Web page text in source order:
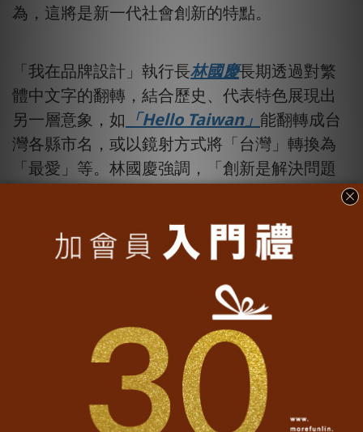
為，這將是新一代社會創新的特點。
「我在品牌設計」執行長林國慶長期透過對繁
體中文字的翻轉，結合歷史、代表特色展現出
另一層意象，如 「Hello Taiwan」 能翻轉成台
灣各縣市名，或以鏡射方式將「台灣」轉換為
「最愛」等。林國慶強調，「創新是解決問題
陽獅廣告中國區主席鄭以萍分享指出，在AI時
代各產業雖面臨挑戰，但「害怕也是一種動
力，所有偉大的事都是有恐懼同行的」。在喧
囂的時代，「不喧嘩自有聲」文案也成為成功
的訴求與案例。
來自大陸的One Show大中華區首席代表馬超直
指，「所有的客戶都希望花少錢辦大事」，在